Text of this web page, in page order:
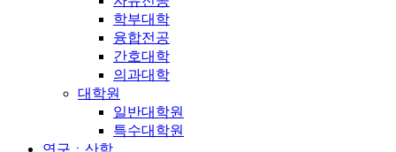
학부대학
융합전공
간호대학
의과대학
대학원
일반대학원
특수대학원
연구ㆍ산학